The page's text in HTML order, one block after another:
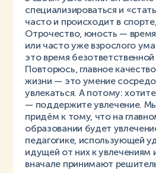
специализироваться и
часто и происходит в
Отрочество, юность —
или часто уже взрослого
это время
Повторюсь, главное
жизни — это умение
увлекаться. А потому:
— поддержите увлечение.
придём к тому, что на
образовании будет
педагогике, использующей
идущей от них к увлечениям
вначале принимают